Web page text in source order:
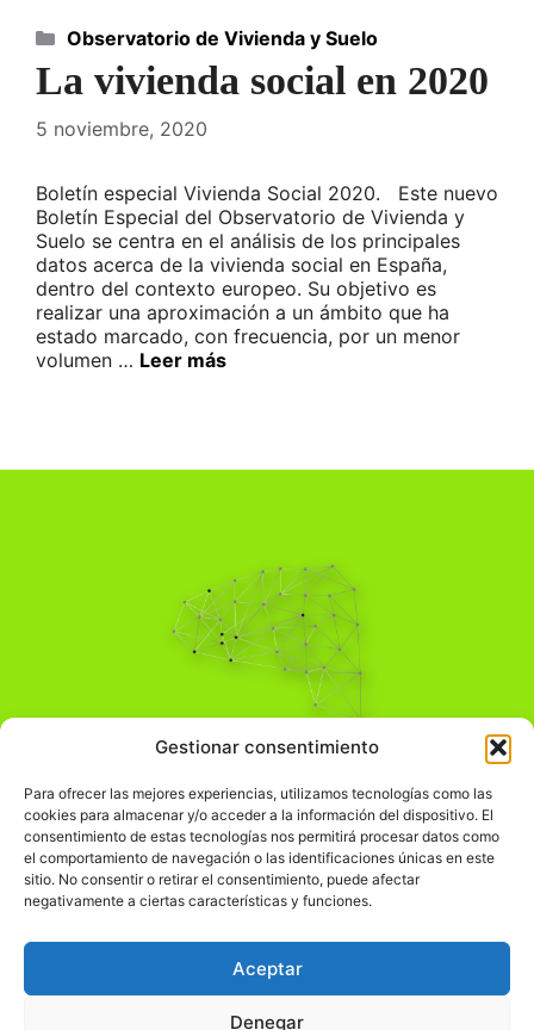
Gestionar consentimiento
Para ofrecer las mejores experiencias, utilizamos tecnologías como las
cookies para almacenar y/o acceder a la información del dispositivo. El
consentimiento de estas tecnologías nos permitirá procesar datos como
el comportamiento de navegación o las identificaciones únicas en este
sitio. No consentir o retirar el consentimiento, puede afectar
negativamente a ciertas características y funciones.
Aceptar
Denegar
La vivienda social en 2020
5 noviembre, 2020
Boletín especial Vivienda Social 2020. Este nuevo
Boletín Especial del Observatorio de Vivienda y
Suelo se centra en el análisis de los principales
datos acerca de la vivienda social en España,
dentro del contexto europeo. Su objetivo es
realizar una aproximación a un ámbito que ha
estado marcado, con frecuencia, por un menor
volumen … Leer más
Categorías
Observatorio de Vivienda y Suelo
Pensamiento Crítico
Comprender el mundo para transformarlo.
Información Legal
჻Política de privacidad
Política de cookies